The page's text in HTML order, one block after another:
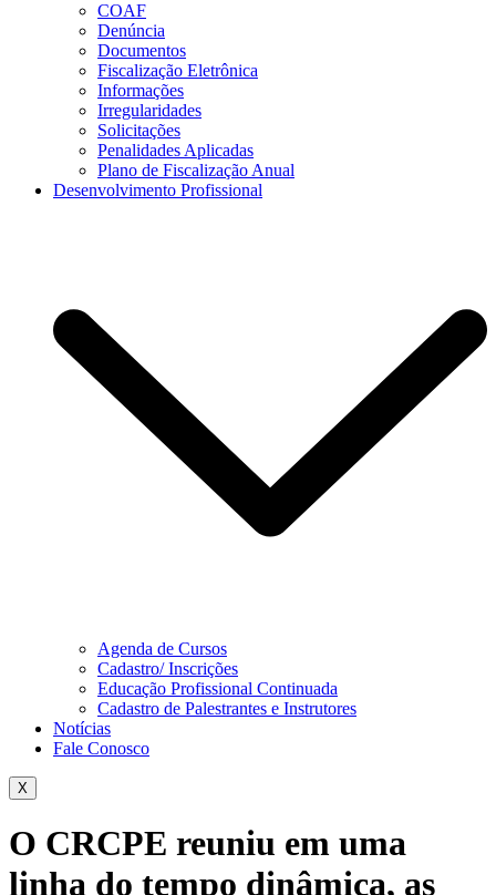
COAF
Denúncia
Documentos
Fiscalização Eletrônica
Informações
Irregularidades
Solicitações
Penalidades Aplicadas
Plano de Fiscalização Anual
Desenvolvimento Profissional
Agenda de Cursos
Cadastro/ Inscrições
Educação Profissional Continuada
Cadastro de Palestrantes e Instrutores
Notícias
Fale Conosco
X
O CRCPE reuniu em uma
linha do tempo dinâmica, as